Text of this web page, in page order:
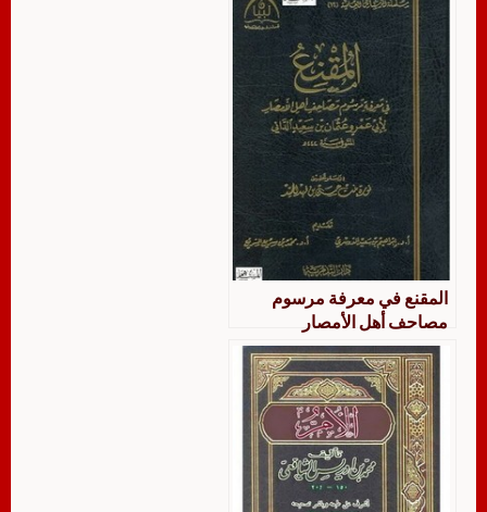
المقنع في معرفة مرسوم
مصاحف أهل الأمصار